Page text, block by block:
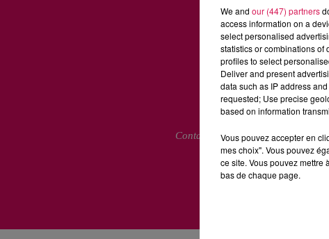
Contactez-nous Mentions
We and our (447) partners
access information on a
select personalised
statistics or combinations of
profiles to select
Deliver and present
data such as IP address
requested; Use precise
based on information
Vous pouvez accepter en
mes choix". Vous pouvez
ce site. Vous pouvez mettre
bas de chaque page.